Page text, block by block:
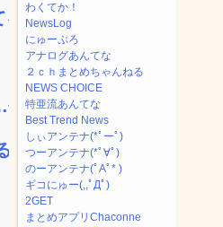
る…...
会...
ｗ...
わくてか！
NewsLog
にゅーぷろ
アナログあんてな
２ｃｈまとめちゃんねる
NEWS CHOICE
特亜流あんてな
Best Trend News
しぃアンテナ(*ﾟーﾟ)
つーアンテナ(*ﾟ∀ﾟ)
のーアンテナ(ﾟAﾟ* )
ギコにゅー(,,ﾟДﾟ)
2GET
まとめアプリChaconne